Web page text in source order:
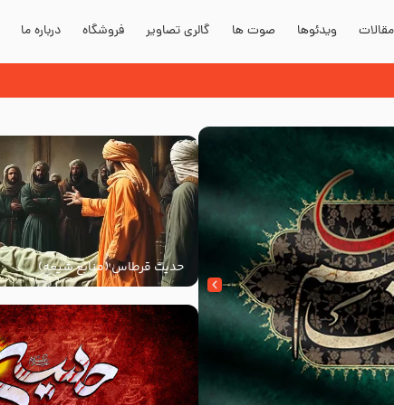
مقالات ویدئوها صوت ها گالری تصاویر فروشگاه درباره ما
حدیث قرطاس (منابع شیعه)